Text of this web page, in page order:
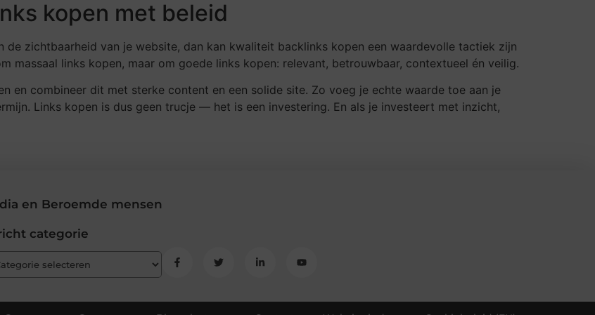
kopen met beleid
de zichtbaarheid van je website, dan kan kwaliteit backlinks kopen een waardevolle tactiek zijn
massaal links kopen, maar om goede links kopen: relevant, betrouwbaar, contextueel én veilig.
en combineer dit met sterke content en een solide site. Zo voeg je echte waarde toe aan je
Links kopen is dus geen trucje — het is een investering. En als je investeert met inzicht,
en Beroemde mensen
categorie